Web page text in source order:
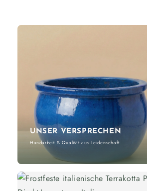
UNSER VERSPRECHEN
Handarbeit & Qualität aus Leidenschaft